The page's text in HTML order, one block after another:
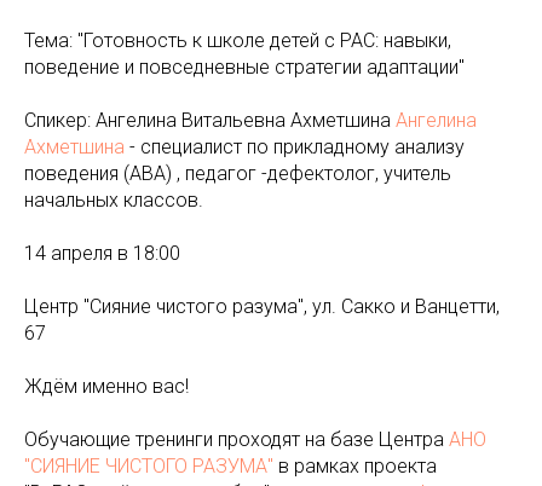
Тема: "Готовность к школе детей с РАС: навыки,
поведение и повседневные стратегии адаптации"
Спикер: Ангелина Витальевна Ахметшина Ангелина
Ахметшина - специалист по прикладному анализу
поведения (АВА) , педагог -дефектолог, учитель
начальных классов.
14 апреля в 18:00
Центр "Сияние чистого разума", ул. Сакко и Ванцетти,
67
Ждём именно вас!
Обучающие тренинги проходят на базе Центра АНО
"СИЯНИЕ ЧИСТОГО РАЗУМА" в рамках проекта